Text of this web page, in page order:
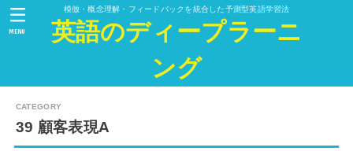
模倣・概念理解・フィードバックを統合した予測型英語学習法
英語のディープラーニ
ング
MENU
39 顧客表現A